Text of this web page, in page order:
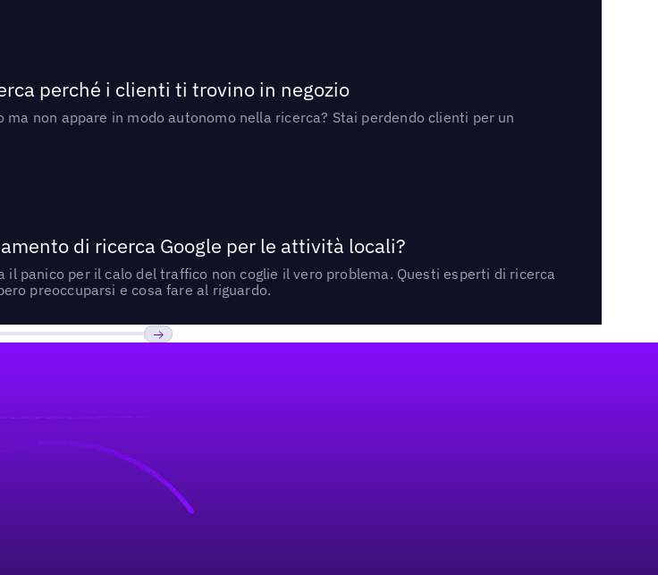
perché i clienti ti trovino in negozio
non appare in modo autonomo nella ricerca? Stai perdendo clienti per un
di ricerca Google per le attività locali?
panico per il calo del traffico non coglie il vero problema. Questi esperti di ricerca
preoccuparsi e cosa fare al riguardo.